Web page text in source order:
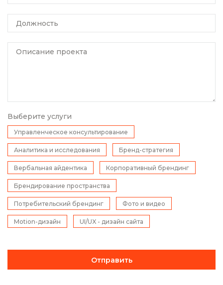
Должность
Описание проекта
Выберите услуги
Управленческое консультирование
Аналитика и исследования Бренд-стратегия
Вербальная айдентика Корпоративный брендинг
Брендирование пространства
Потребительский брендинг Фото и видео
Motion-дизайн UI/UX - дизайн сайта